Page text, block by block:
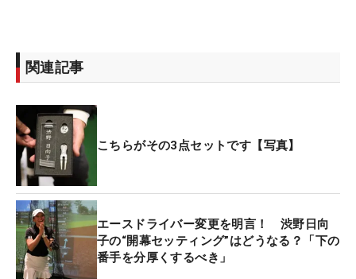
と胴体をつなぐチタンボルトの丸い頭部分を加工し
たもので、グリーンフォークは機体を修理する時に
を守る飛行機の安全性が高い素材とあって、その頑
丈さたるや間違いなしといったところだろう。
喜んだ渋野は、これを試合で使うと約束。「アメリ
カで漢字のネームタグは珍しいので、注目されるは
ずです」と話すなど、使用した際の周囲のリアクシ
ョンまでイメージ完了済みだ。このセットはイベン
トに参加したファンにも限定で販売されたのだが、
関連記事
こちらがその3点セットです【写真】
エースドライバー変更を明言！ 渋野日向
子の“開幕セッティング”はどうなる？「下の
番手を分厚くするべき」